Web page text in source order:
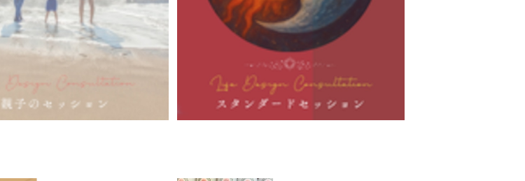
ッション】
¥35,000
ードセッション】
¥18,000